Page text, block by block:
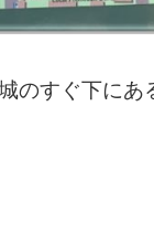
のすぐ下に